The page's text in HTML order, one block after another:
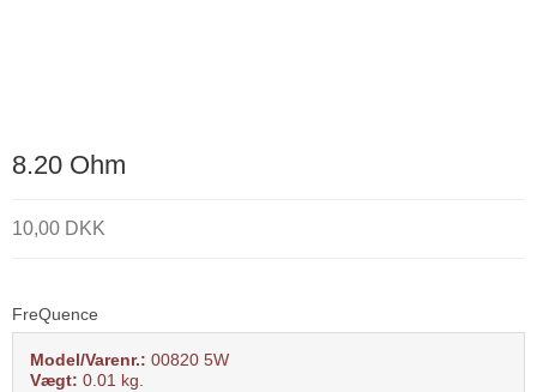
8.20 Ohm
10,00 DKK
FreQuence
Model/Varenr.: 00820 5W
Vægt: 0.01 kg.